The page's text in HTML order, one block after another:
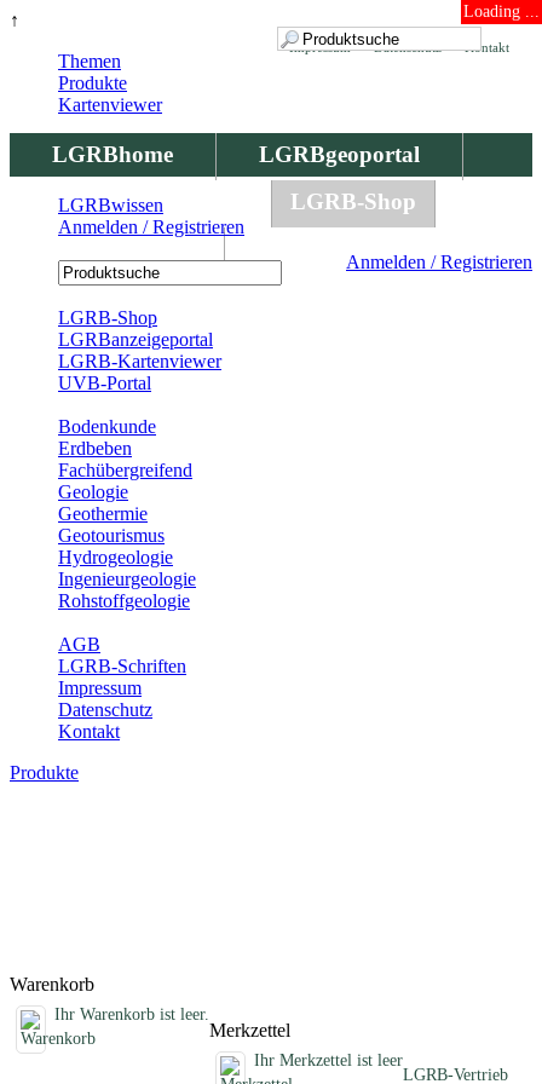
↑ Loading ...
Kontakt
Datenschutz
Impressum
LGRBhome
LGRBgeoportal
LGRBbohrungen
LGRB-Shop
Anmelden / Registrieren
Themen
Produkte
Kartenviewer
LGRBwissen
Anmelden / Registrieren
LGRB-Shop
LGRBanzeigeportal
LGRB-Kartenviewer
UVB-Portal
Bodenkunde
Erdbeben
Fachübergreifend
Geologie
Geothermie
Geotourismus
Hydrogeologie
Ingenieurgeologie
Rohstoffgeologie
AGB
LGRB-Schriften
Impressum
Datenschutz
Kontakt
Produkte
Warenkorb
Ihr Warenkorb ist leer.
Merkzettel
Ihr Merkzettel ist leer
LGRB-Vertrieb